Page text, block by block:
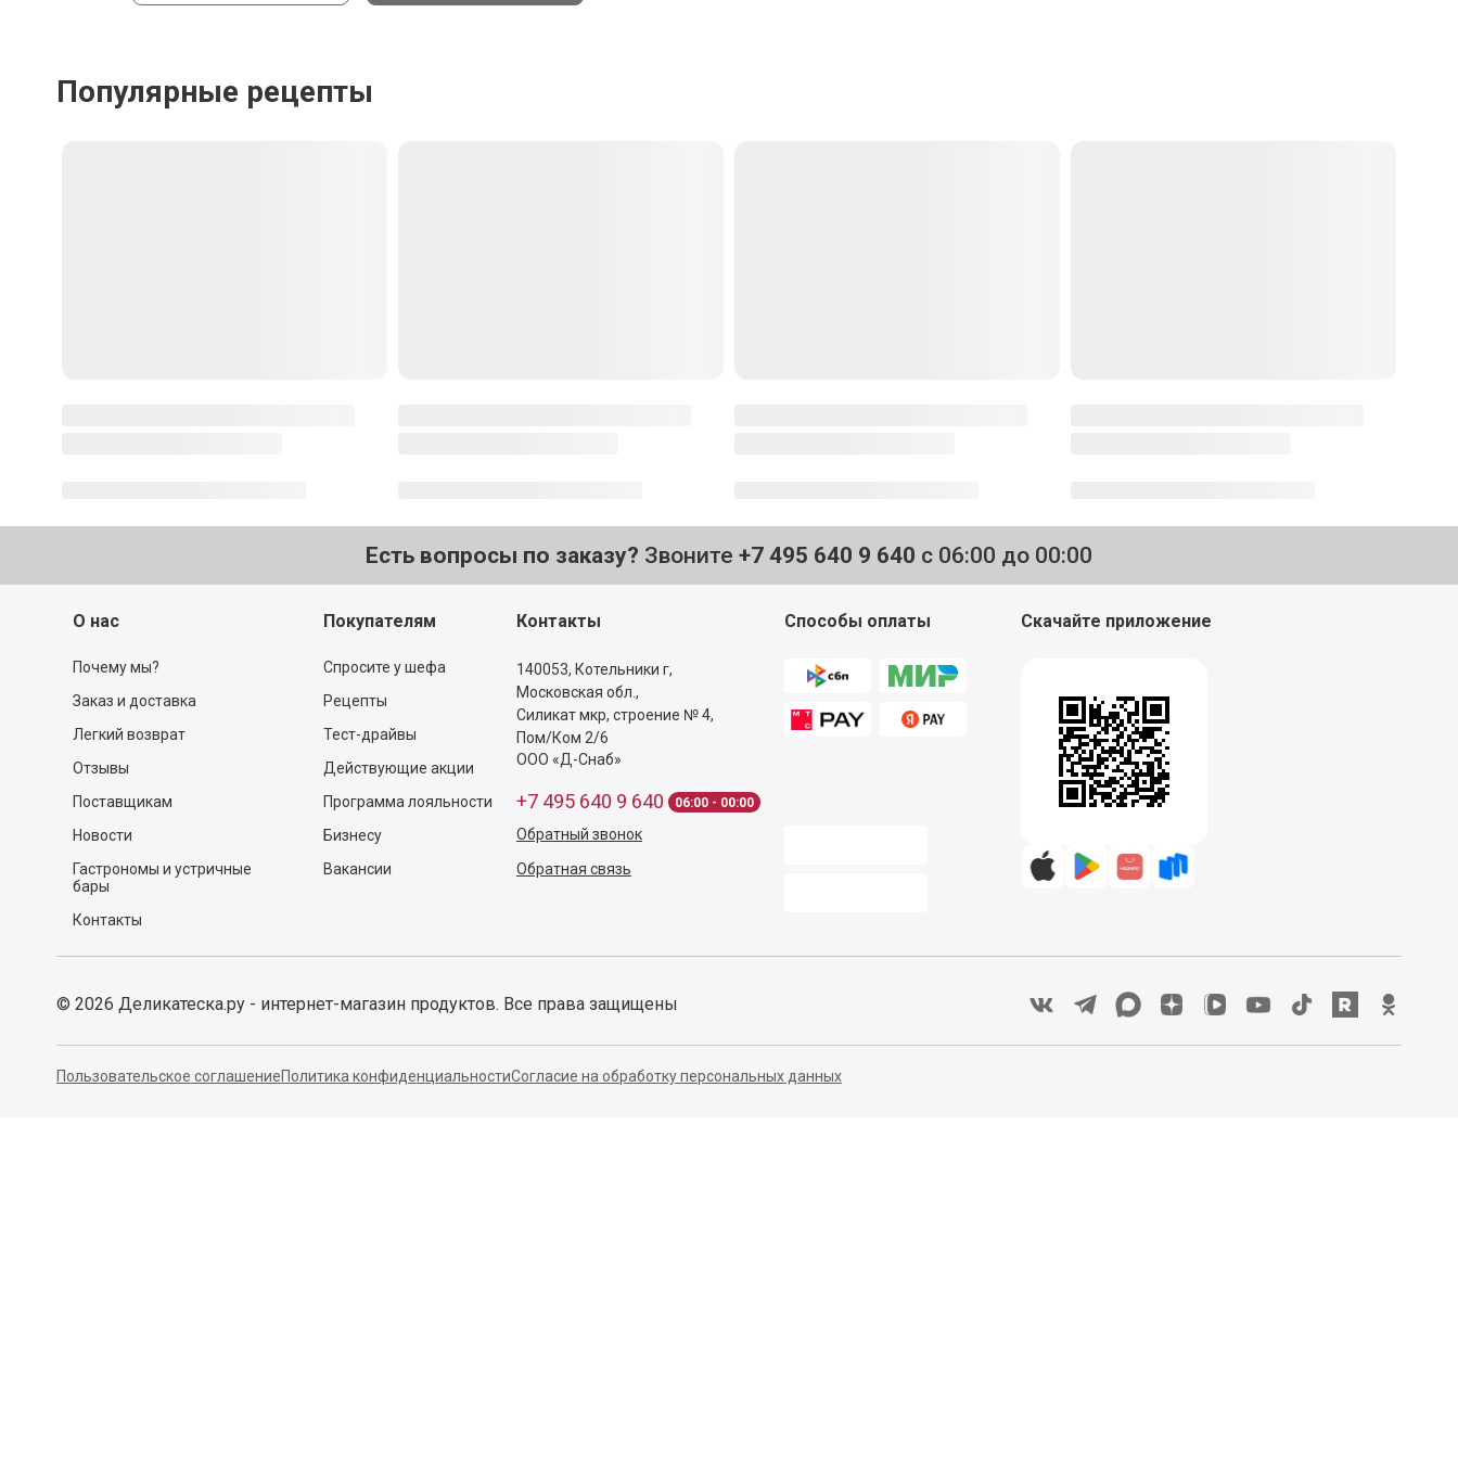
Популярные рецепты
Есть вопросы по заказу? Звоните +7 495 640 9 640 с 06:00 до 00:00
О нас
Почему мы?
Заказ и доставка
Легкий возврат
Отзывы
Поставщикам
Новости
Гастрономы и устричные
бары
Контакты
Покупателям
Спросите у шефа
Рецепты
Тест-драйвы
Действующие акции
Программа лояльности
Бизнесу
Вакансии
Контакты
140053, Котельники г,
Московская обл.,
Силикат мкр, строение № 4,
Пом/Ком 2/6
ООО «Д-Снаб»
+7 495 640 9 640 06:00 - 00:00
Обратный звонок
Обратная связь
Способы оплаты Скачайте приложение
© 2026 Деликатеска.ру - интернет-магазин продуктов. Все права защищены
Пользовательское соглашениеПолитика конфиденциальностиСогласие на обработку персональных данных